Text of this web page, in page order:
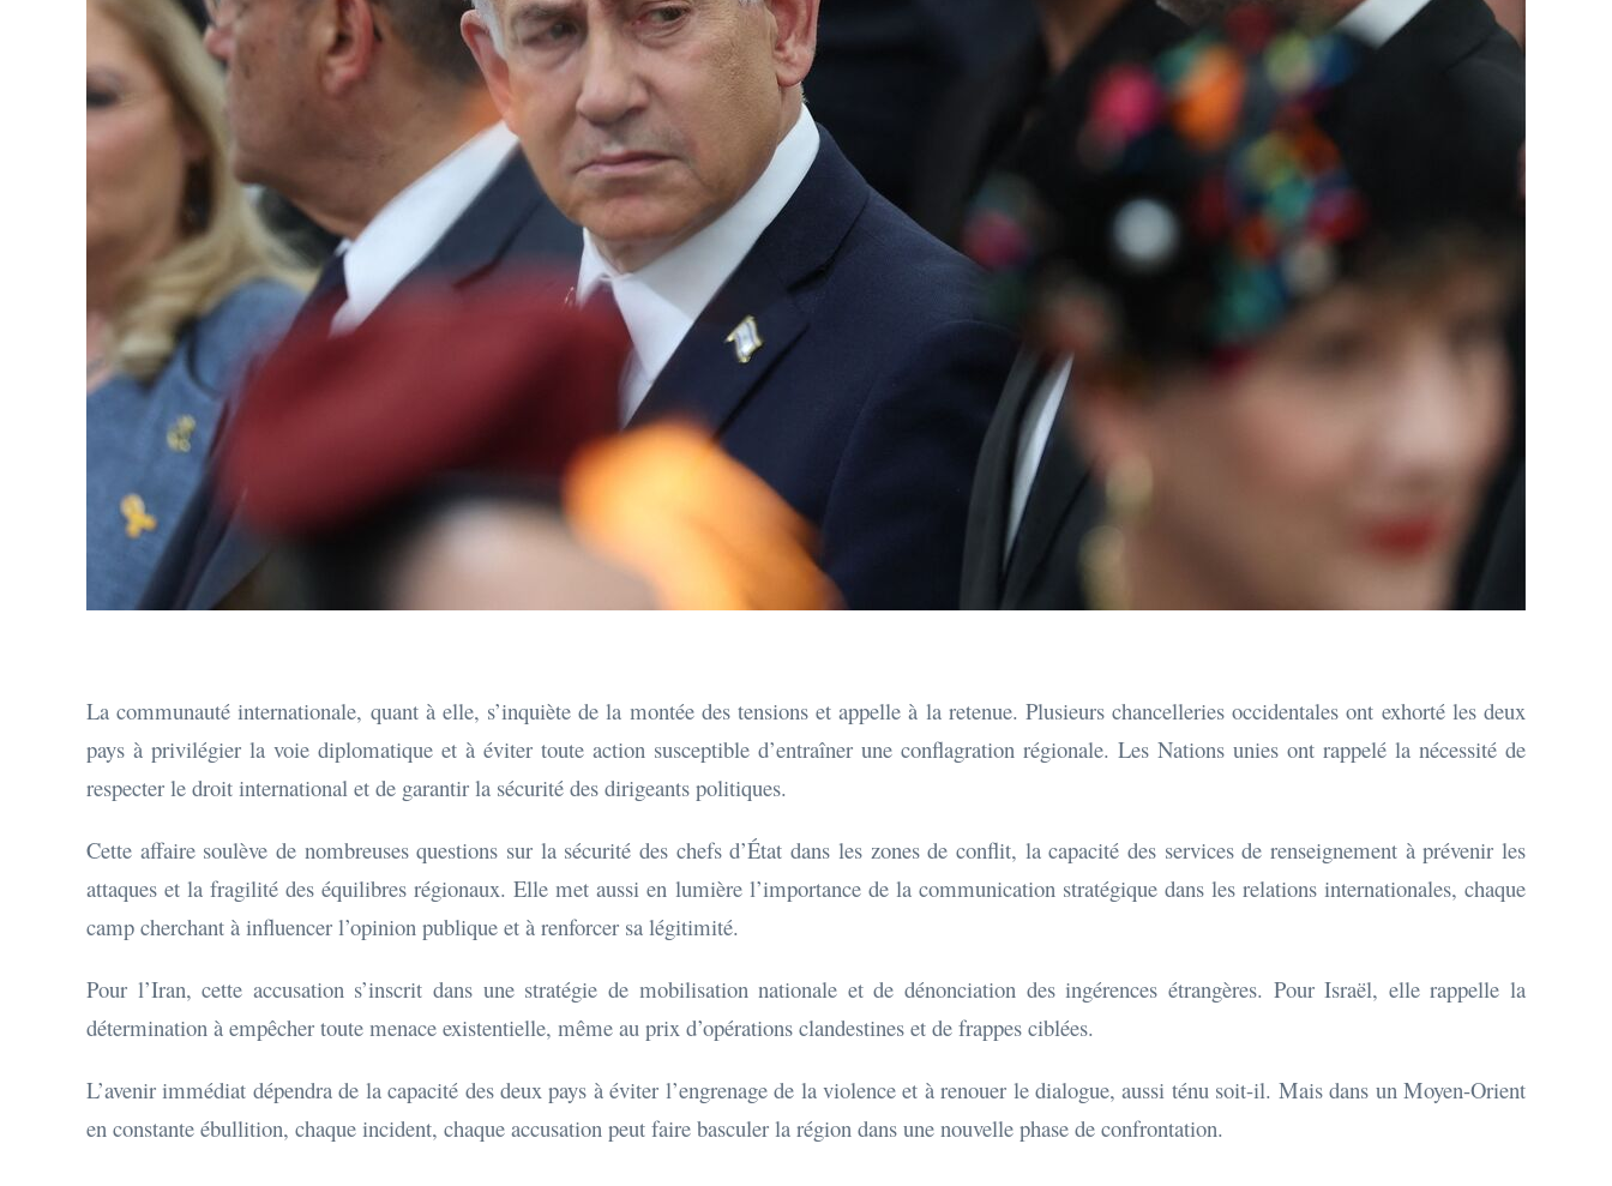
La communauté internationale, quant à elle, s’inquiète de la montée des tensions et appelle à la retenue. Plusieurs chancelleries occidentales ont exhorté les deux
pays à privilégier la voie diplomatique et à éviter toute action susceptible d’entraîner une conflagration régionale. Les Nations unies ont rappelé la nécessité de
respecter le droit international et de garantir la sécurité des dirigeants politiques.
Cette affaire soulève de nombreuses questions sur la sécurité des chefs d’État dans les zones de conflit, la capacité des services de renseignement à prévenir les
attaques et la fragilité des équilibres régionaux. Elle met aussi en lumière l’importance de la communication stratégique dans les relations internationales, chaque
camp cherchant à influencer l’opinion publique et à renforcer sa légitimité.
Pour l’Iran, cette accusation s’inscrit dans une stratégie de mobilisation nationale et de dénonciation des ingérences étrangères. Pour Israël, elle rappelle la
détermination à empêcher toute menace existentielle, même au prix d’opérations clandestines et de frappes ciblées.
L’avenir immédiat dépendra de la capacité des deux pays à éviter l’engrenage de la violence et à renouer le dialogue, aussi ténu soit-il. Mais dans un Moyen-Orient
en constante ébullition, chaque incident, chaque accusation peut faire basculer la région dans une nouvelle phase de confrontation.